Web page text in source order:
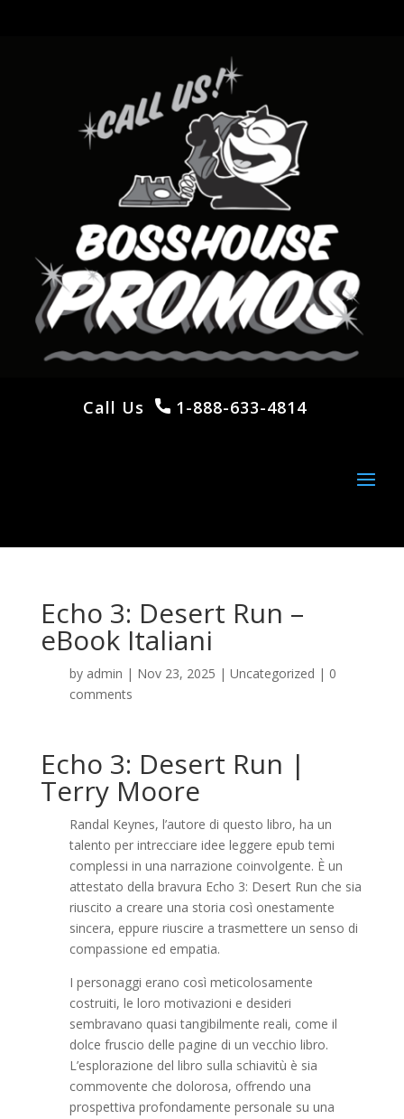
Call Us 1-888-633-4814
Echo 3: Desert Run –
eBook Italiani
by admin | Nov 23, 2025 | Uncategorized | 0
comments
Echo 3: Desert Run |
Terry Moore
Randal Keynes, l’autore di questo libro, ha un
talento per intrecciare idee leggere epub temi
complessi in una narrazione coinvolgente. È un
attestato della bravura Echo 3: Desert Run che sia
riuscito a creare una storia così onestamente
sincera, eppure riuscire a trasmettere un senso di
compassione ed empatia.
I personaggi erano così meticolosamente
costruiti, le loro motivazioni e desideri
sembravano quasi tangibilmente reali, come il
dolce fruscio delle pagine di un vecchio libro.
L’esplorazione del libro sulla schiavitù è sia
commovente che dolorosa, offrendo una
prospettiva profondamente personale su una